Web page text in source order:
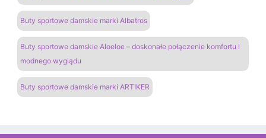
Buty sportowe damskie marki Albatros
Buty sportowe damskie Aloeloe – doskonałe połączenie komfortu i
modnego wyglądu
Buty sportowe damskie marki ARTIKER